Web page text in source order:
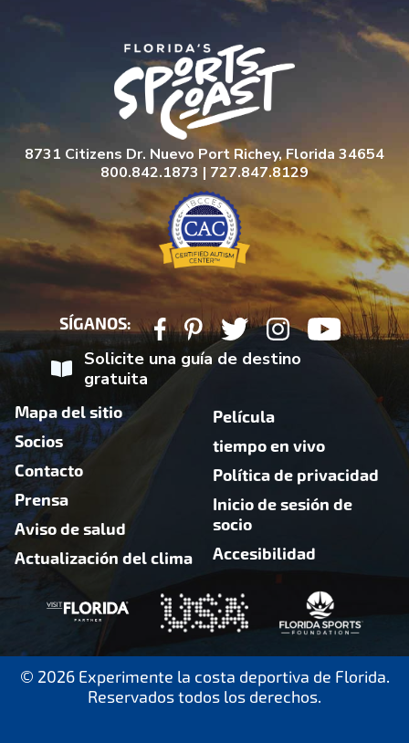
8731 Citizens Dr. Nuevo Port Richey, Florida 34654
800.842.1873 | 727.847.8129
SÍGANOS:
Solicite una guía de destino
gratuita
Mapa del sitio
Socios
Contacto
Prensa
Aviso de salud
Actualización del clima
Película
tiempo en vivo
Política de privacidad
Inicio de sesión de
socio
Accesibilidad
© 2026 Experimente la costa deportiva de Florida.
Reservados todos los derechos.